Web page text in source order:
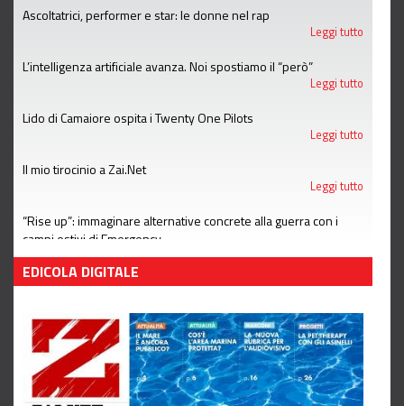
Ascoltatrici, performer e star: le donne nel rap
Leggi tutto
L’intelligenza artificiale avanza. Noi spostiamo il “però”
Leggi tutto
Lido di Camaiore ospita i Twenty One Pilots
Leggi tutto
Il mio tirocinio a Zai.Net
Leggi tutto
“Rise up”: immaginare alternative concrete alla guerra con i
campi estivi di Emergency
Leggi tutto
EDICOLA DIGITALE